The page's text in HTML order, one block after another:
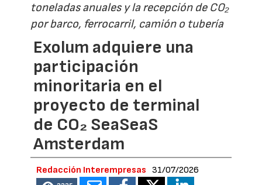
toneladas anuales y la recepción de CO₂
por barco, ferrocarril, camión o tubería
Exolum adquiere una
participación
minoritaria en el
proyecto de terminal
de CO₂ SeaSeaS
Amsterdam
Redacción Interempresas 31/07/2026